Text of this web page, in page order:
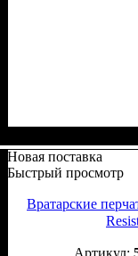
Новая поставка
Быстрый просмотр
Вратарские